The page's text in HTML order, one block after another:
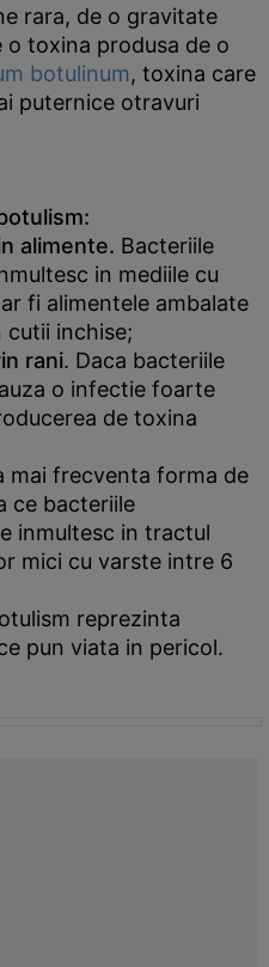
rara, de o gravitate
o toxina produsa de o
botulinum, toxina care
puternice otravuri
alimente. Bacteriile
in mediile cu
fi alimentele ambalate
cutii inchise;
rani. Daca bacteriile
o infectie foarte
de toxina
mai frecventa forma de
ce bacteriile
inmultesc in tractul
mici cu varste intre 6
reprezinta
pun viata in pericol.